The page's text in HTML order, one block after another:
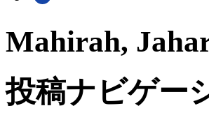
Mahirah,
投稿ナビゲー